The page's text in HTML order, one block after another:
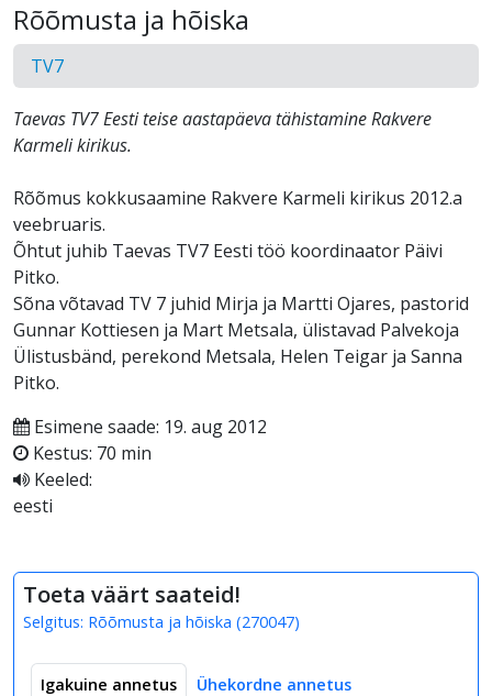
Rõõmusta ja hõiska
TV7
Taevas TV7 Eesti teise aastapäeva tähistamine Rakvere
Karmeli kirikus.
Rõõmus kokkusaamine Rakvere Karmeli kirikus 2012.a
veebruaris.
Õhtut juhib Taevas TV7 Eesti töö koordinaator Päivi
Pitko.
Sõna võtavad TV 7 juhid Mirja ja Martti Ojares, pastorid
Gunnar Kottiesen ja Mart Metsala, ülistavad Palvekoja
Ülistusbänd, perekond Metsala, Helen Teigar ja Sanna
Pitko.
Esimene saade: 19. aug 2012
Kestus: 70 min
Keeled:
eesti
Toeta väärt saateid!
Selgitus: Rõõmusta ja hõiska (270047)
Igakuine annetus Ühekordne annetus